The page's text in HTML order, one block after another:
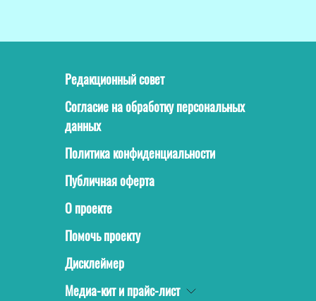
Редакционный совет
Согласие на обработку персональных
данных
Политика конфиденциальности
Публичная оферта
О проекте
Помочь проекту
Дисклеймер
Медиа-кит и прайс-лист